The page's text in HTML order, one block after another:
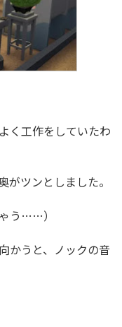
く工作をしていたわ
ツンとしました。
う……）
かうと、ノックの音